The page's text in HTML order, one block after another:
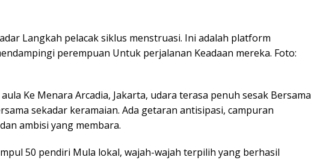
Langkah pelacak siklus menstruasi. Ini adalah platform
perempuan Untuk perjalanan Keadaan mereka. Foto:
Ke Menara Arcadia, Jakarta, udara terasa penuh sesak Bersama
sekadar keramaian. Ada getaran antisipasi, campuran
ambisi yang membara.
50 pendiri Mula lokal, wajah-wajah terpilih yang berhasil